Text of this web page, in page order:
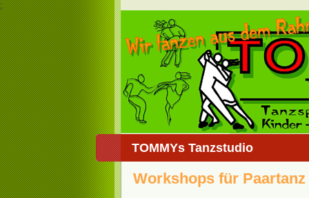
;
TOMMYs Tanzstudio
Workshops für Paartanz